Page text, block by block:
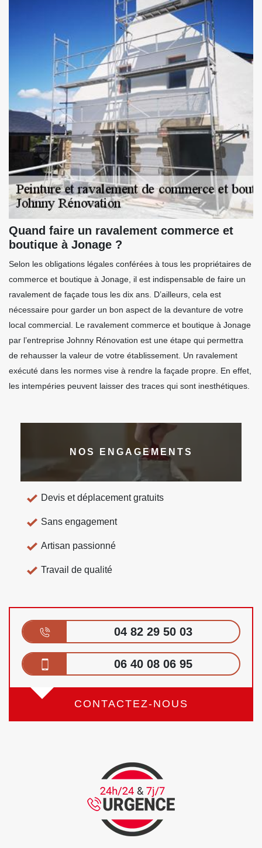
Quand faire un ravalement commerce et
boutique à Jonage ?
Selon les obligations légales conférées à tous les propriétaires de
commerce et boutique à Jonage, il est indispensable de faire un
ravalement de façade tous les dix ans. D’ailleurs, cela est
nécessaire pour garder un bon aspect de la devanture de votre
local commercial. Le ravalement commerce et boutique à Jonage
par l’entreprise Johnny Rénovation est une étape qui permettra
de rehausser la valeur de votre établissement. Un ravalement
exécuté dans les normes vise à rendre la façade propre. En effet,
les intempéries peuvent laisser des traces qui sont inesthétiques.
NOS ENGAGEMENTS
Devis et déplacement gratuits
Sans engagement
Artisan passionné
Travail de qualité
04 82 29 50 03
06 40 08 06 95
CONTACTEZ-NOUS